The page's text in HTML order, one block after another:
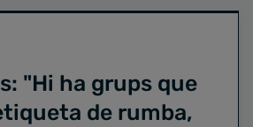
"Hi ha grups que
de rumba,